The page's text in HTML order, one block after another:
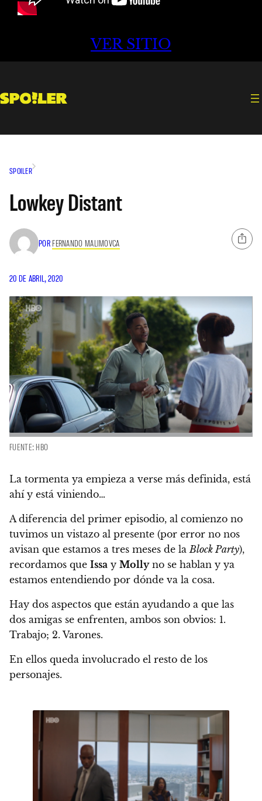
VER SITIO
SPOILER
Lowkey Distant
POR FERNANDO MALIMOVCA
20 DE ABRIL, 2020
FUENTE: HBO
La tormenta ya empieza a verse más definida, está
ahí y está viniendo…
A diferencia del primer episodio, al comienzo no
tuvimos un vistazo al presente (por error no nos
avisan que estamos a tres meses de la Block Party),
recordamos que Issa y Mollyno se hablan y ya
estamos entendiendo por dónde va la cosa.
Hay dos aspectos que están ayudando a que las
dos amigas se enfrenten, ambos son obvios: 1.
Trabajo; 2. Varones.
En ellos queda involucrado el resto de los
personajes.